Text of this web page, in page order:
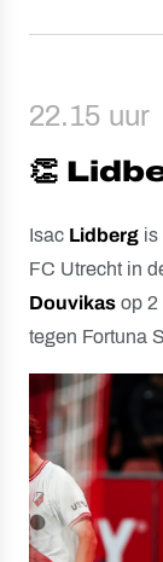
👏
22.15 uur
Isac Lidberg is
FC Utrecht in
Douvikas op 2
tegen Fortuna